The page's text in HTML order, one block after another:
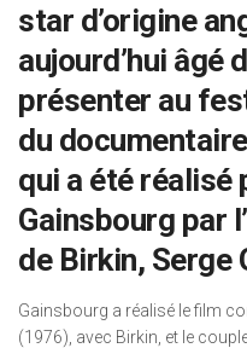
star d’origine
aujourd’hui âgé
présenter au
du
qui a été réalisé
Gainsbourg par
de Birkin, Serge
Gainsbourg a réalisé le film
(1976), avec Birkin, et le